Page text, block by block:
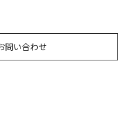
問い合わせ